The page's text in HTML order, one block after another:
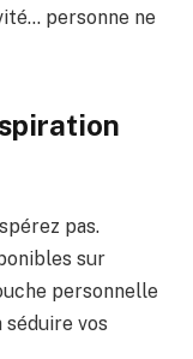
personne ne
pas.
sur
personnelle
séduire vos